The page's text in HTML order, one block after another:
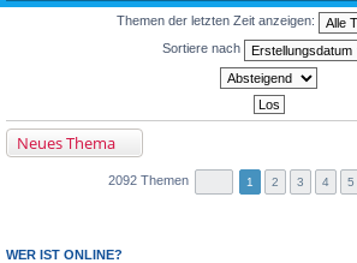
Themen der letzten Zeit anzeigen:
Sortiere nach
Neues Thema
2092 Themen 1 2 3 4 5
WER IST ONLINE?